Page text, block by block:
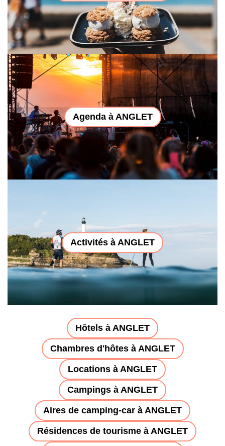
Agenda à ANGLET
Activités à ANGLET
Hôtels à ANGLET
Chambres d'hôtes à ANGLET
Locations à ANGLET
Campings à ANGLET
Aires de camping-car à ANGLET
Résidences de tourisme à ANGLET